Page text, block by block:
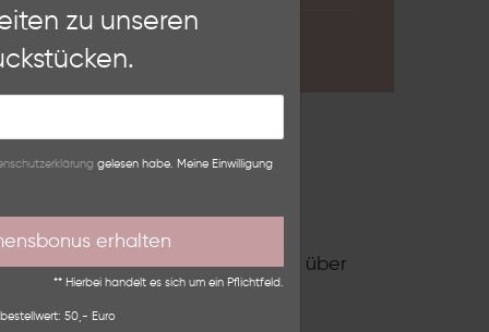
ersten Einkauf*. Erfahre als Erste über
Einstellungen
zu unseren
gelesen habe. Meine Einwilligung
erhalten
** Hierbei handelt es sich um ein Pflichtfeld.
50,- Euro